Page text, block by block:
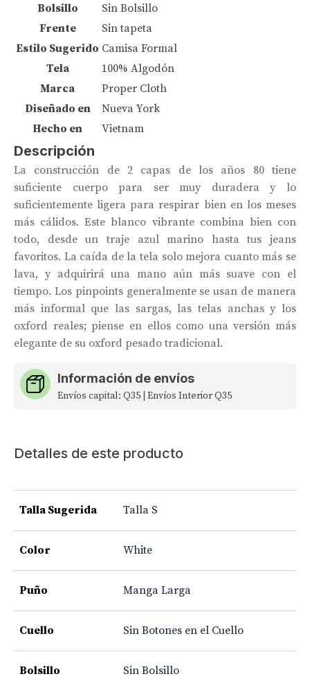
Bolsillo
Sin Bolsillo
Frente
Sin tapeta
Estilo Sugerido Camisa Formal
Tela
100% Algodón
Marca
Proper Cloth
Diseñado en
Nueva York
Hecho en
Vietnam
Descripción
La construcción de 2 capas de los años 80 tiene
suficiente cuerpo para ser muy duradera y lo
suficientemente ligera para respirar bien en los meses
más cálidos. Este blanco vibrante combina bien con
todo, desde un traje azul marino hasta tus jeans
favoritos. La caída de la tela solo mejora cuanto más se
lava, y adquirirá una mano aún más suave con el
tiempo. Los pinpoints generalmente se usan de manera
más informal que las sargas, las telas anchas y los
oxford reales; piense en ellos como una versión más
elegante de su oxford pesado tradicional.
Información de envíos
Envíos capital: Q35 | Envíos Interior Q35
Detalles de este producto
Talla Sugerida Talla S
Color White
Puño Manga Larga
Cuello Sin Botones en el Cuello
Bolsillo Sin Bolsillo